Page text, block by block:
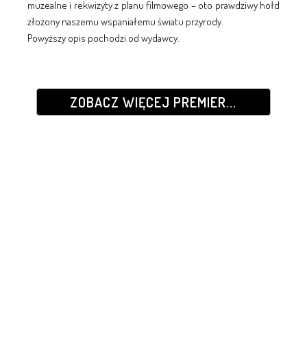
muzealne i rekwizyty z planu filmowego – oto prawdziwy hołd
złożony naszemu wspaniałemu światu przyrody.
Powyższy opis pochodzi od wydawcy.
ZOBACZ WIĘCEJ PREMIER...